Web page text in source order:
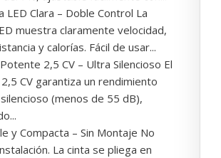
LED Clara – Doble Control La
muestra claramente velocidad,
y calorías. Fácil de usar...
2,5 CV – Ultra Silencioso El
CV garantiza un rendimiento
(menos de 55 dB),
y Compacta – Sin Montaje No
La cinta se pliega en